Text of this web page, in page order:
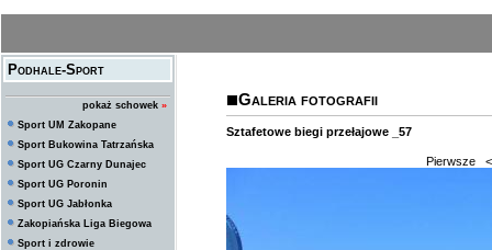
Podhale-Sport
pokaż schowek »
Sport UM Zakopane
Sport Bukowina Tatrzańska
Sport UG Czarny Dunajec
Sport UG Poronin
Sport UG Jabłonka
Zakopiańska Liga Biegowa
Sport i zdrowie
Galeria fotografii
Sztafetowe biegi przełajowe _57
Pierwsze